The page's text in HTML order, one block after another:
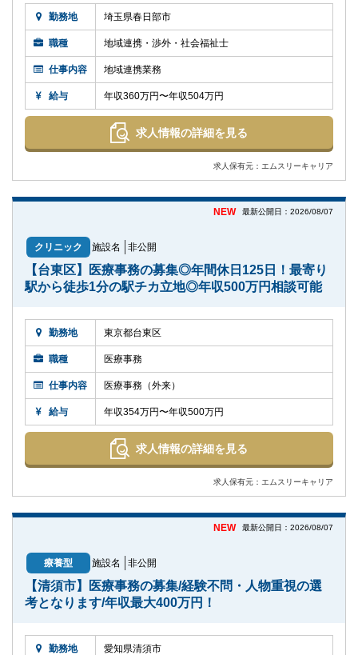
勤務地 埼玉県春日部市
職種 地域連携・渉外・社会福祉士
仕事内容 地域連携業務
給与 年収360万円〜年収504万円
求人情報の詳細を見る
求人保有元：エムスリーキャリア
NEW 最新公開日：2026/08/07
クリニック 施設名 非公開
【台東区】医療事務の募集◎年間休日125日！最寄り
駅から徒歩1分の駅チカ立地◎年収500万円相談可能
勤務地 東京都台東区
職種 医療事務
仕事内容 医療事務（外来）
給与 年収354万円〜年収500万円
求人情報の詳細を見る
求人保有元：エムスリーキャリア
NEW 最新公開日：2026/08/07
療養型 施設名 非公開
【清須市】医療事務の募集/経験不問・人物重視の選
考となります/年収最大400万円！
勤務地 愛知県清須市